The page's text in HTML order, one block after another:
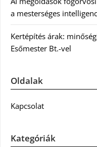
a mesterséges
Kertépítés árak:
Esőmester Bt.-vel
Oldalak
Kapcsolat
Kategóriák